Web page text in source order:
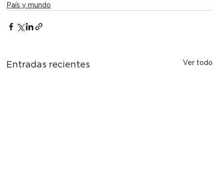
País y mundo
Entradas recientes Ver todo